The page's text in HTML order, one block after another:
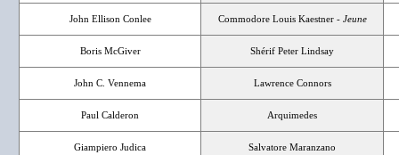
John Ellison Conlee Commodore Louis Kaestner -Jeune
Boris McGiver Shérif Peter Lindsay
John C. Vennema Lawrence Connors
Paul Calderon Arquimedes
Giampiero Judica Salvatore Maranzano